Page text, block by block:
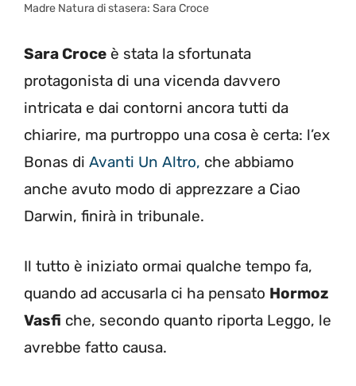
Madre Natura di stasera: Sara Croce
Sara Croce è stata la sfortunata
protagonista di una vicenda davvero
intricata e dai contorni ancora tutti da
chiarire, ma purtroppo una cosa è certa: l’ex
Bonas di Avanti Un Altro, che abbiamo
anche avuto modo di apprezzare a Ciao
Darwin, finirà in tribunale.
Il tutto è iniziato ormai qualche tempo fa,
quando ad accusarla ci ha pensato Hormoz
Vasfi che, secondo quanto riporta Leggo, le
avrebbe fatto causa.